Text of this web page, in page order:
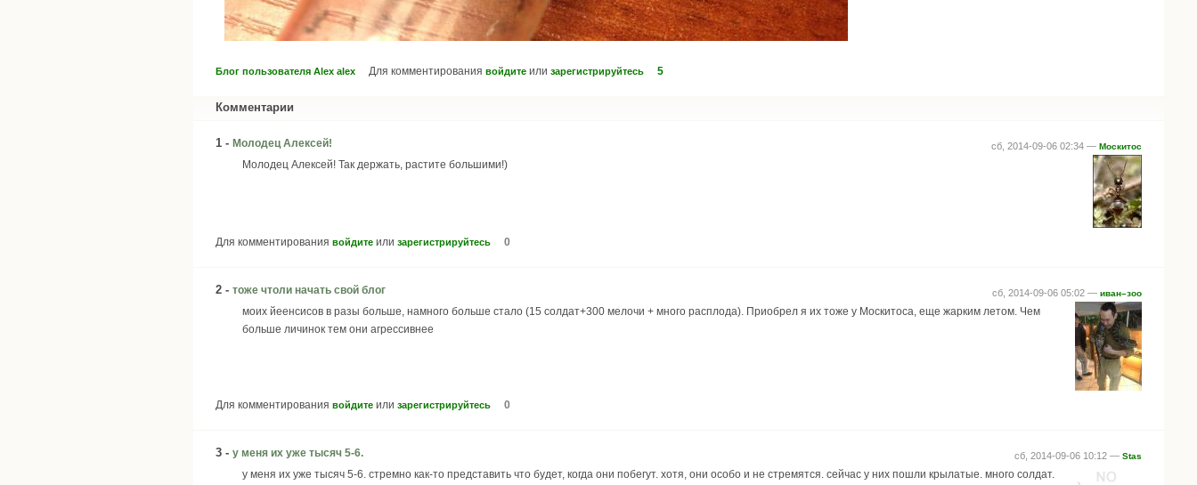
Блог пользователя Alex alex Для комментирования войдите или зарегистрируйтесь 5
Комментарии
сб, 2014-09-06 02:34 — Москитос
1 - Молодец Алексей!
Молодец Алексей! Так держать, растите большими!)
Для комментирования войдите или зарегистрируйтесь 0
сб, 2014-09-06 05:02 — иван–зоо
2 - тоже чтоли начать свой блог
моих йеенсисов в разы больше, намного больше стало (15 солдат+300 мелочи + много расплода). Приобрел я их тоже у Москитоса, еще жарким летом. Чем
больше личинок тем они агрессивнее
Для комментирования войдите или зарегистрируйтесь 0
сб, 2014-09-06 10:12 — Stas
3 - у меня их уже тысяч 5-6.
у меня их уже тысяч 5-6. стремно как-то представить что будет, когда они побегут. хотя, они особо и не стремятся. сейчас у них пошли крылатые. много солдат.